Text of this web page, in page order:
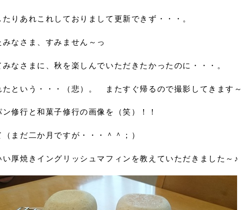
りあれこれしておりまして更新できず・・・。
なさま、すみません～っ
なさまに、秋を楽しんでいただきたかったのに・・・。
たという・・・（悲）。 またすぐ帰るので撮影してきます～
修行と和菓子修行の画像を（笑）！！
まだ二か月ですが・・・＾＾；）
厚焼きイングリッシュマフィンを教えていただきました～♪